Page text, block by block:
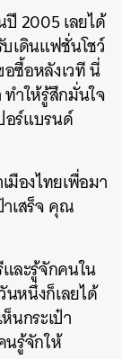
2005 เลยได้
เดินแฟชั่นโชว์
ซื้อหลังเวที นี่
ำให้รู้สึกมั่นใจ
อร์แบรนด์
องไทยเพื่อมา
เสร็จ คุณ
ละรู้จักคนใน
หนึ่งก็เลยได้
นกระเป๋า
นรู้จักให้